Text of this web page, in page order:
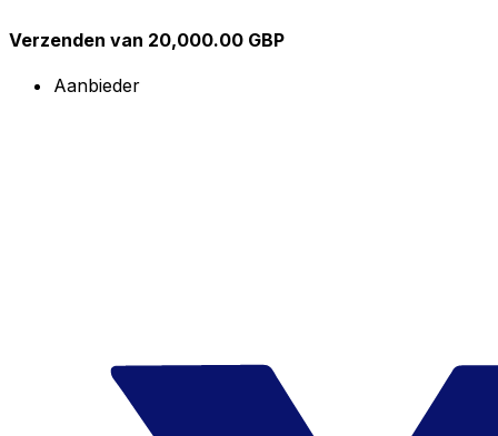
Verzenden van 20,000.00 GBP
Aanbieder